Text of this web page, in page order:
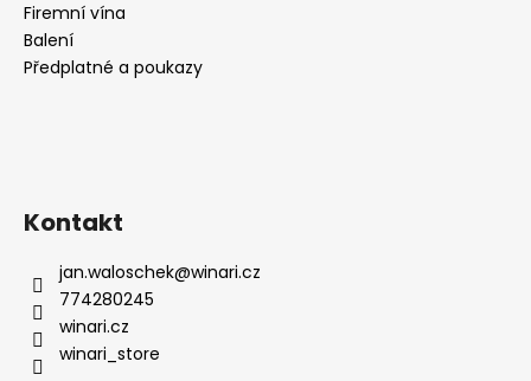
Firemní vína
Balení
Předplatné a poukazy
Kontakt
jan.waloschek@winari.cz
774280245
winari.cz
winari_store